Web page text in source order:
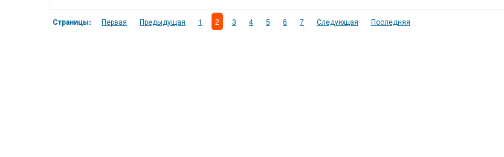
Страницы: Первая Предыдущая 1 2 3 4 5 6 7 Следующая Последняя